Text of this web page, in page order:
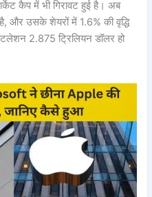
कैप में भी गिरावट हुई है। अब
उसके शेयरों में 1.6% की वृद्धि
2.875 ट्रिलियन डॉलर हो